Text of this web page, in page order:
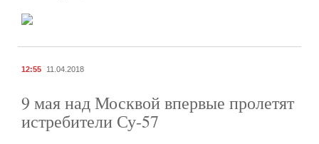
12:55 11.04.2018
9 мая над Москвой впервые пролетят
истребители Су-57